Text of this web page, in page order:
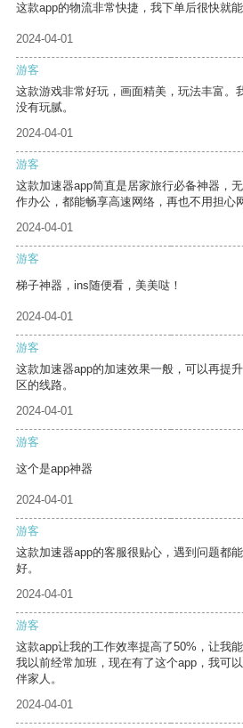
这款app的物流非常快捷，我下单后很快就能
2024-04-01
游客
这款游戏非常好玩，画面精美，玩法丰富。
没有玩腻。
2024-04-01
游客
这款加速器app简直是居家旅行必备神器，
作办公，都能畅享高速网络，再也不用担心
2024-04-01
游客
梯子神器，ins随便看，美美哒！
2024-04-01
游客
这款加速器app的加速效果一般，可以再提
区的线路。
2024-04-01
游客
这个是app神器
2024-04-01
游客
这款加速器app的客服很贴心，遇到问题都
好。
2024-04-01
游客
这款app让我的工作效率提高了50%，让我
我以前经常加班，现在有了这个app，我可
伴家人。
2024-04-01